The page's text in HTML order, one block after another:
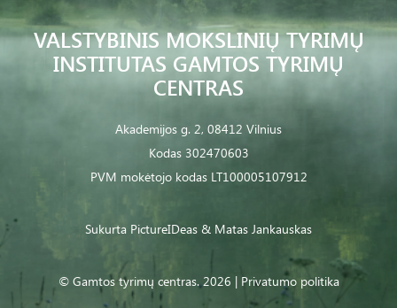
VALSTYBINIS MOKSLINIŲ TYRIMŲ
INSTITUTAS GAMTOS TYRIMŲ
CENTRAS
Akademijos g. 2, 08412 Vilnius
Kodas 302470603
PVM mokėtojo kodas LT100005107912
© Gamtos tyrimų centras. 2026 | Privatumo politika
Sukurta PictureIDeas & Matas Jankauskas